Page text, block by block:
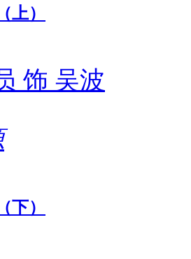
上）
饰 吴波
下）